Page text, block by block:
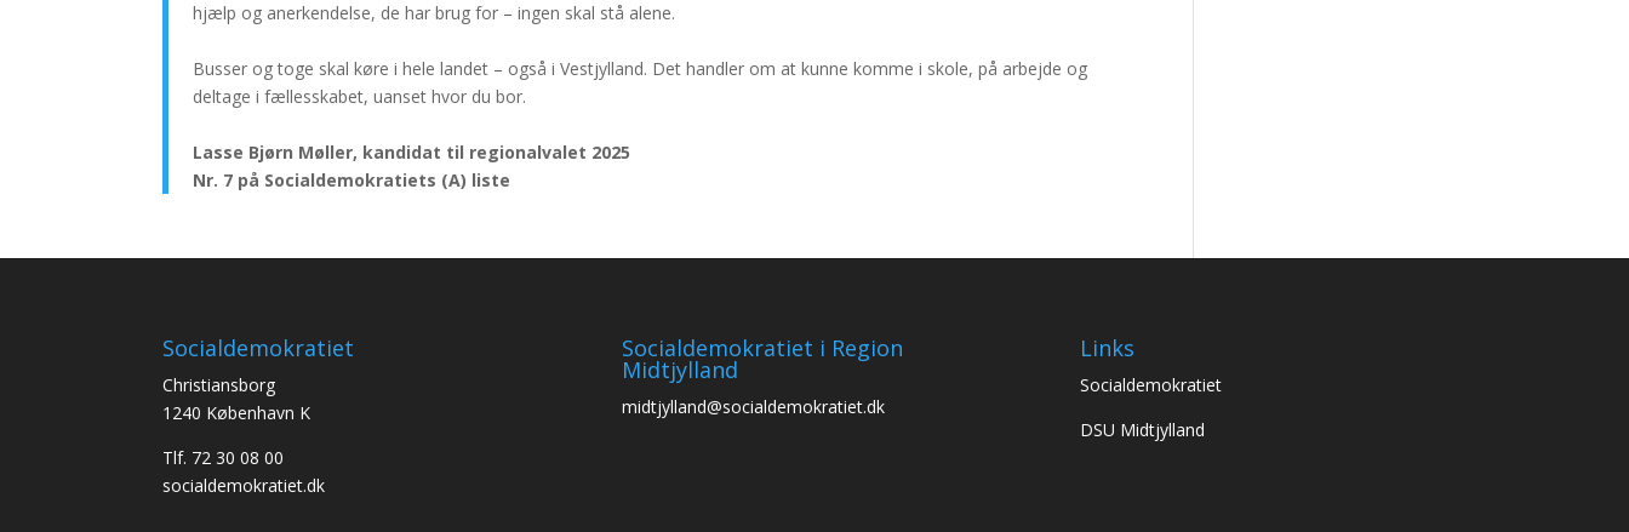
hjælp og anerkendelse, de har brug for – ingen skal stå alene.
Busser og toge skal køre i hele landet – også i Vestjylland. Det handler om at kunne komme i skole, på arbejde og
deltage i fællesskabet, uanset hvor du bor.
Lasse Bjørn Møller, kandidat til regionalvalet 2025
Nr. 7 på Socialdemokratiets (A) liste
Socialdemokratiet
Christiansborg
1240 København K
Tlf. 72 30 08 00
socialdemokratiet.dk
Socialdemokratiet i Region
Midtjylland
midtjylland@socialdemokratiet.dk
Links
Socialdemokratiet
DSU Midtjylland